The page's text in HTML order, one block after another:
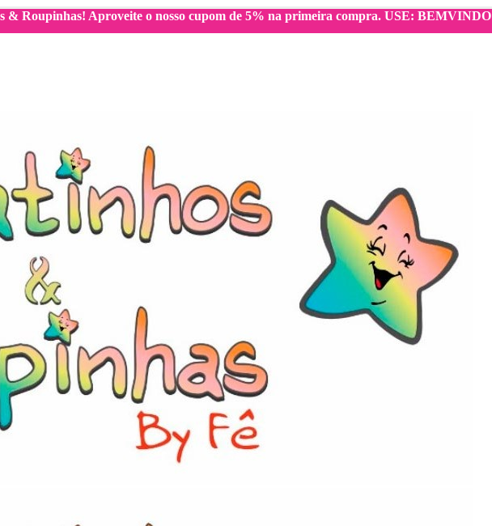
& Roupinhas! Aproveite o nosso cupom de 5% na primeira compra. USE: BEMVINDO